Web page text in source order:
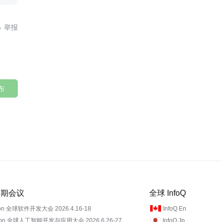
会议
全球软件开发大会 2026.4.16-18
全球人工智能开发与应用大会 2026.6.26-27
全球 InfoQ
InfoQ En
InfoQ Jp